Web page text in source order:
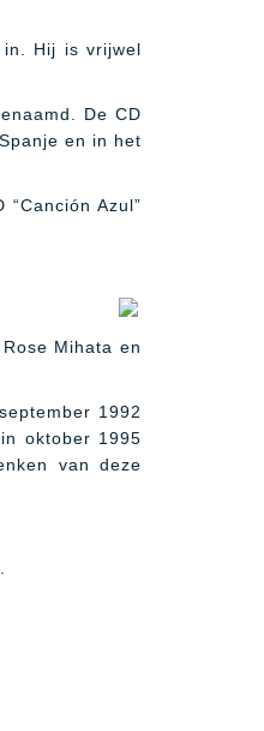
Hij is vrijwel
De CD
en in het
Azul”
Mihata en
1992
oktober 1995
van deze